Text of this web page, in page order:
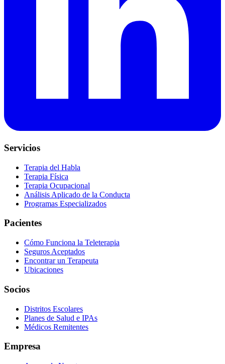
Servicios
Terapia del Habla
Terapia Física
Terapia Ocupacional
Análisis Aplicado de la Conducta
Programas Especializados
Pacientes
Cómo Funciona la Teleterapia
Seguros Aceptados
Encontrar un Terapeuta
Ubicaciones
Socios
Distritos Escolares
Planes de Salud e IPAs
Médicos Remitentes
Empresa